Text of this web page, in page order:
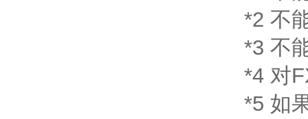
*2 不
*3 不
*4 对
*5 如